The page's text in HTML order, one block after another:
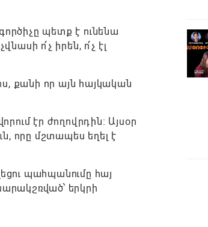
պետք է ունենա
ո՛չ իրեն, ո՛չ էլ
քանի որ այն հայկական
էր ժողովրդին։ Այսօր
որը մշտապես եղել է
պահպանումը հայ
երկրի